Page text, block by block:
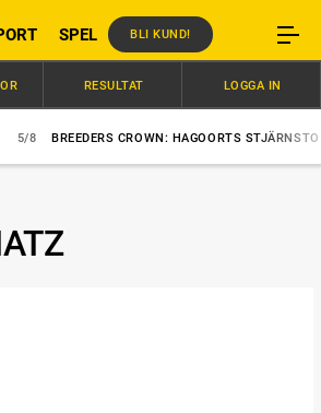
SPEL BLI KUND!
BREEDERS CROWN: HAGOORTS STJÄRNSTO
RESULTAT LOGGA IN